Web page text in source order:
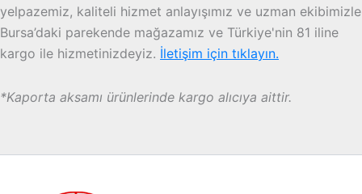
yelpazemiz, kaliteli hizmet anlayışımız ve uzman ekibimizle
Bursa’daki parekende mağazamız ve Türkiye'nin 81 iline
kargo ile hizmetinizdeyiz. İletişim için tıklayın.
*Kaporta aksamı ürünlerinde kargo alıcıya aittir.